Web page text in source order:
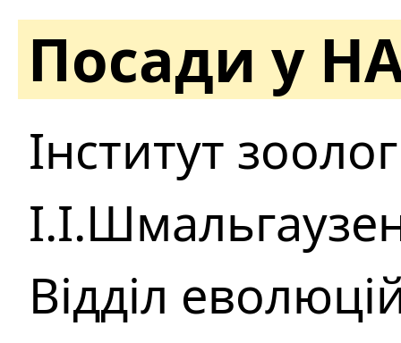
Посади у
Інститут
Відділ